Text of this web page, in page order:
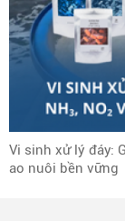
Vi sinh xử lý đáy:
ao nuôi bền vững